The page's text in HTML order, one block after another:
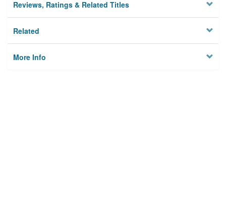
Reviews, Ratings & Related Titles
Related
More Info